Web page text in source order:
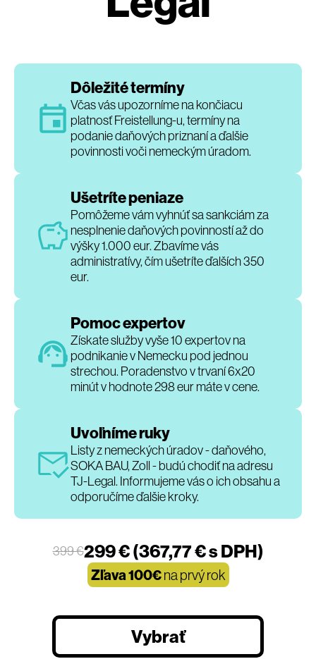
Dôležité termíny
Včas vás upozorníme na končiacu
platnosť Freistellung-u, termíny na
podanie daňových priznaní a ďalšie
povinnosti voči nemeckým úradom.
Ušetríte peniaze
Pomôžeme vám vyhnúť sa sankciám za
nesplnenie daňových povinností až do
výšky 1.000 eur. Zbavíme vás
administratívy, čím ušetríte ďalších 350
eur.
Pomoc expertov
Získate služby vyše 10 expertov na
podnikanie v Nemecku pod jednou
strechou. Poradenstvo v trvaní 6x20
minút v hodnote 298 eur máte v cene.
Uvoľníme ruky
Listy z nemeckých úradov - daňového,
SOKA BAU, Zoll - budú chodiť na adresu
TJ-Legal. Informujeme vás o ich obsahu a
odporučíme ďalšie kroky.
399 €299 € (367,77 € s DPH)
Zľava 100€na prvý rok
Vybrať